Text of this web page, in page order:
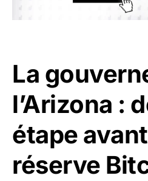
La
l’Arizona :
étape
réserve